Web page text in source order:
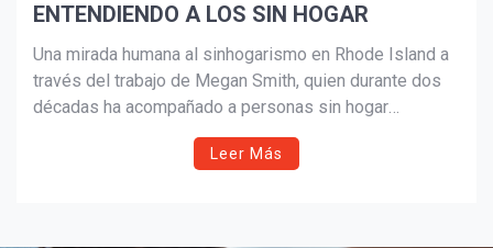
ENTENDIENDO A LOS SIN HOGAR
Una mirada humana al sinhogarismo en Rhode Island a
través del trabajo de Megan Smith, quien durante dos
décadas ha acompañado a personas sin hogar
directamente en las calles. El artículo desmonta mitos,
expone causas estructurales y propone soluciones
Leer Más